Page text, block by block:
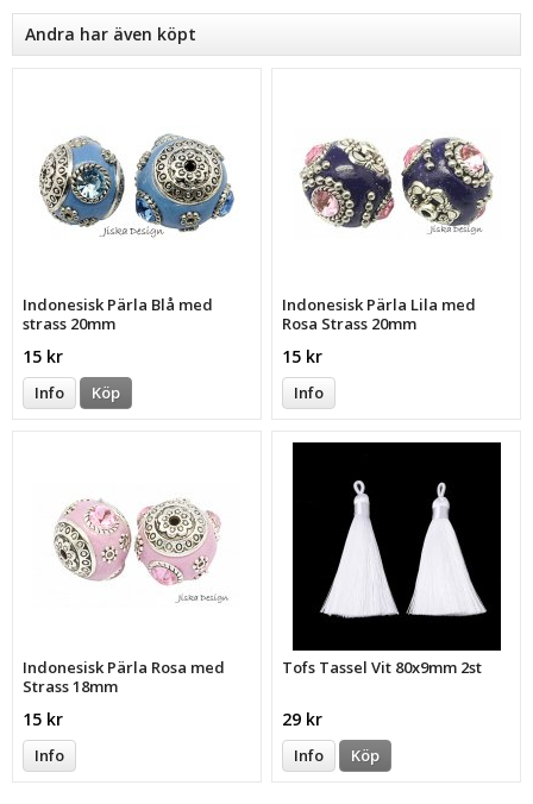
Andra har även köpt
Indonesisk Pärla Blå med
strass 20mm
15 kr
Info Köp
Indonesisk Pärla Lila med
Rosa Strass 20mm
15 kr
Info
Indonesisk Pärla Rosa med
Strass 18mm
15 kr
Info
Tofs Tassel Vit 80x9mm 2st
29 kr
Info Köp